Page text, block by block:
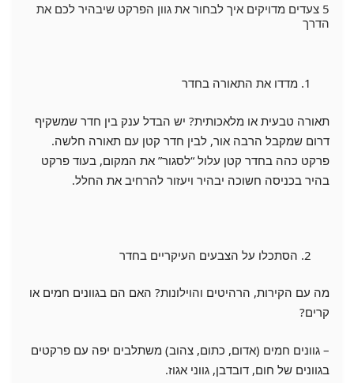
5 צעדים מדויקים איך לבחור את גוון הפרקט שיבהיר לכם את
הדרך
מדדו את התאורה בחדר
תאורה טבעית או מלאכותית? יש הבדל ענק בין חדר שמשקיף
דרום שמקבל הרבה אור, לבין חדר קטן עם תאורה חלשה.
פרקט כהה בחדר קטן עלול “לסגור” את המקום, בעוד פרקט
בהיר בכניסה חשוכה יבהיר ויעזור להרחיב את החלל.
הסתכלו על הצבעים העיקריים בחדר
מה עם הקירות, הרהיטים והוילונות? האם הם בגוונים חמים או
קרים?
– גוונים חמים (אדום, כתום, צהוב) משתלבים יפה עם פרקטים
בגוונים של חום, דובדבן, גווני אגוז.